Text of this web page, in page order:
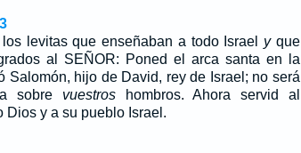
levitas que enseñaban a todo Israel yque
al SEÑOR: Poned el arca santa en la
Salomón, hijo de David, rey de Israel; no será
sobre vuestroshombros. Ahora servid al
Dios y a su pueblo Israel.